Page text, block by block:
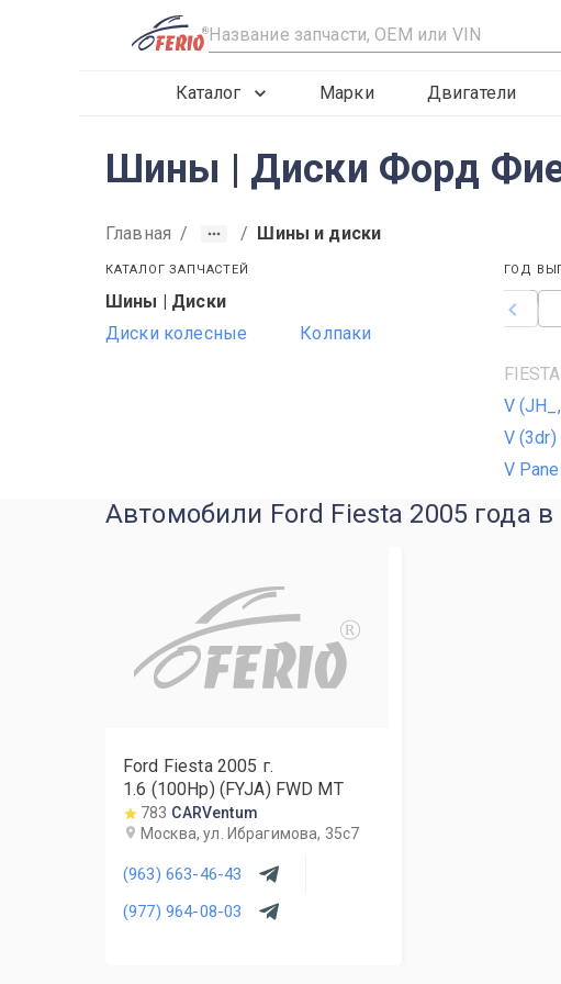
R
Каталог Марки Двигатели
Шины | Диски Форд
Главная / / Шины и диски
КАТАЛОГ ЗАПЧАСТЕЙ
Шины | Диски
Диски колесные
Колпаки
ГОД
2012
FIESTA
V
V
V
Автомобили Ford Fiesta 2005 года в
R
Ford Fiesta 2005 г.
1.6 (100Hp) (FYJA) FWD MT
783 CARVentum
Москва, ул. Ибрагимова, 35с7
(963) 663-46-43
(977) 964-08-03